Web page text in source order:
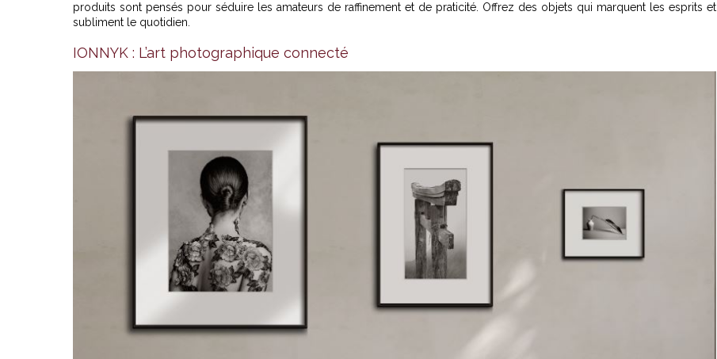
produits sont pensés pour séduire les amateurs de raffinement et de praticité. Offrez des objets qui marquent les esprits et
subliment le quotidien.
IONNYK : L’art photographique connecté